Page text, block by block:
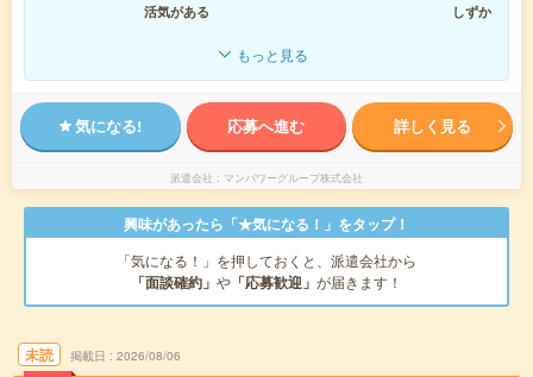
活気がある
しずか
もっと見る
気になる! 応募へ進む 詳しく見る
派遣会社 マンパワーグループ株式会社
興味があったら「★気になる！」をタップ！
「気になる！」を押しておくと、派遣会社から
「面談確約」 や 「応募歓迎」 が届きます！
未読 掲載日 2026/08/06